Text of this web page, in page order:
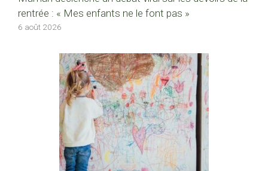
rentrée : « Mes enfants ne le font pas »
6 août 2026